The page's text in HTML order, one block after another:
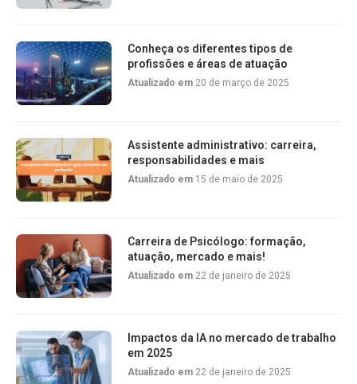
Conheça os diferentes tipos de
profissões e áreas de atuação
Atualizado em 20 de março de 2025
Assistente administrativo: carreira,
responsabilidades e mais
Atualizado em 15 de maio de 2025
Carreira de Psicólogo: formação,
atuação, mercado e mais!
Atualizado em 22 de janeiro de 2025
Impactos da IA no mercado de trabalho
em 2025
Atualizado em 22 de janeiro de 2025